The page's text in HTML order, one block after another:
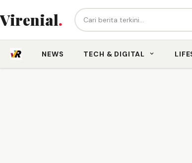
Virenial. Cari berita...
NEWS TECH & DIGITAL